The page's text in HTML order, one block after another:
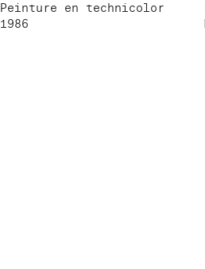
Peinture en technicolor
1986